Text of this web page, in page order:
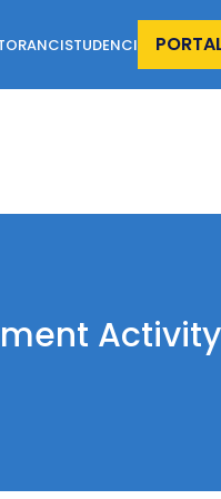
STUDENCI
Activity